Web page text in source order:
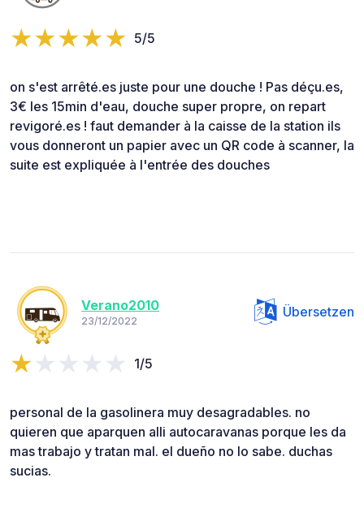
5/5
on s'est arrêté.es juste pour une douche ! Pas déçu.es,
3€ les 15min d'eau, douche super propre, on repart
revigoré.es ! faut demander à la caisse de la station ils
vous donneront un papier avec un QR code à scanner, la
suite est expliquée à l'entrée des douches
Verano2010
23/12/2022
Übersetzen
1/5
personal de la gasolinera muy desagradables. no
quieren que aparquen alli autocaravanas porque les da
mas trabajo y tratan mal. el dueño no lo sabe. duchas
sucias.